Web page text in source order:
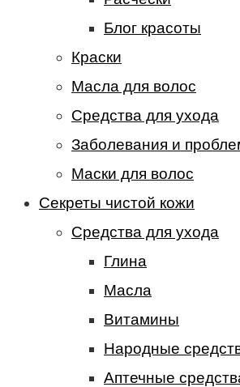
Блог красоты
Краски
Масла для волос
Средства для ухода
Заболевания и
Маски для волос
Секреты чистой кожи
Средства для ухода
Глина
Масла
Витамины
Народные
Аптечные